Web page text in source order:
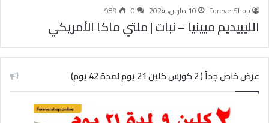
ForeverShop 10 مارس، 2024 0
989
الليبيديم ميينيا – نبات | ملتي ماكا الأمريكي
عرض خاص جداً ( 2 كورس كلين 21 يوم لمدة 42 يوم)